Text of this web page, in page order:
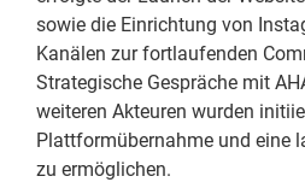
sowie die Einrichtung von
Kanälen zur fortlaufenden
Strategische Gespräche mit
weiteren Akteuren wurden
Plattformübernahme und eine
zu ermöglichen.